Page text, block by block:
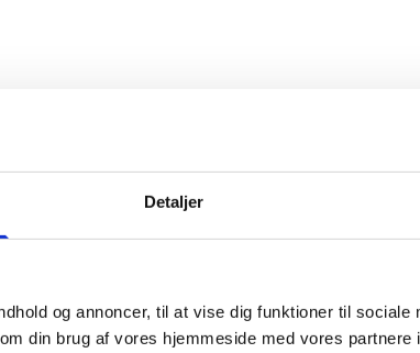
Detaljer
og annoncer, til at vise dig funktioner til sociale
din brug af vores hjemmeside med vores partnere
Der opstod en uventet fejl